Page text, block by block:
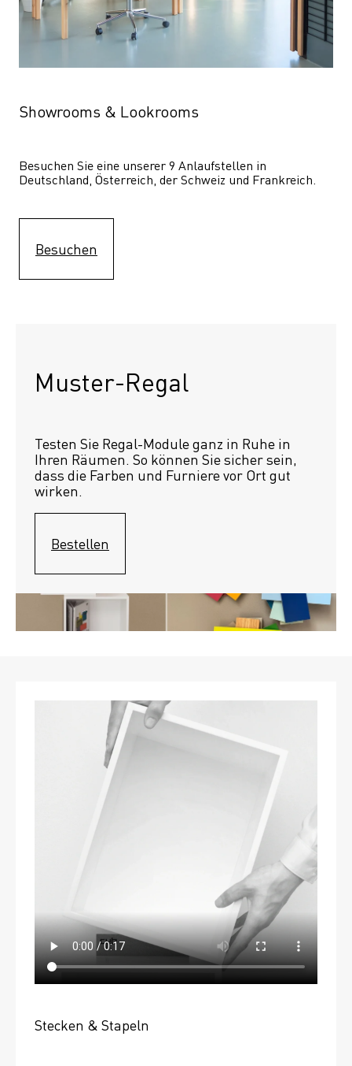
Showrooms & Lookrooms
Besuchen Sie eine unserer 9 Anlaufstellen in
Deutschland, Österreich, der Schweiz und Frankreich.
Besuchen
Muster-Regal
Testen Sie Regal-Module ganz in Ruhe in
Ihren Räumen. So können Sie sicher sein,
dass die Farben und Furniere vor Ort gut
wirken.
Bestellen
Stecken & Stapeln